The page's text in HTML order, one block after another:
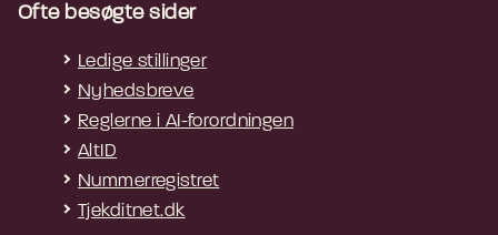
Ofte besøgte sider
Ledige stillinger
Nyhedsbreve
Reglerne i AI-forordningen
AltID
Nummerregistret
Tjekditnet.dk